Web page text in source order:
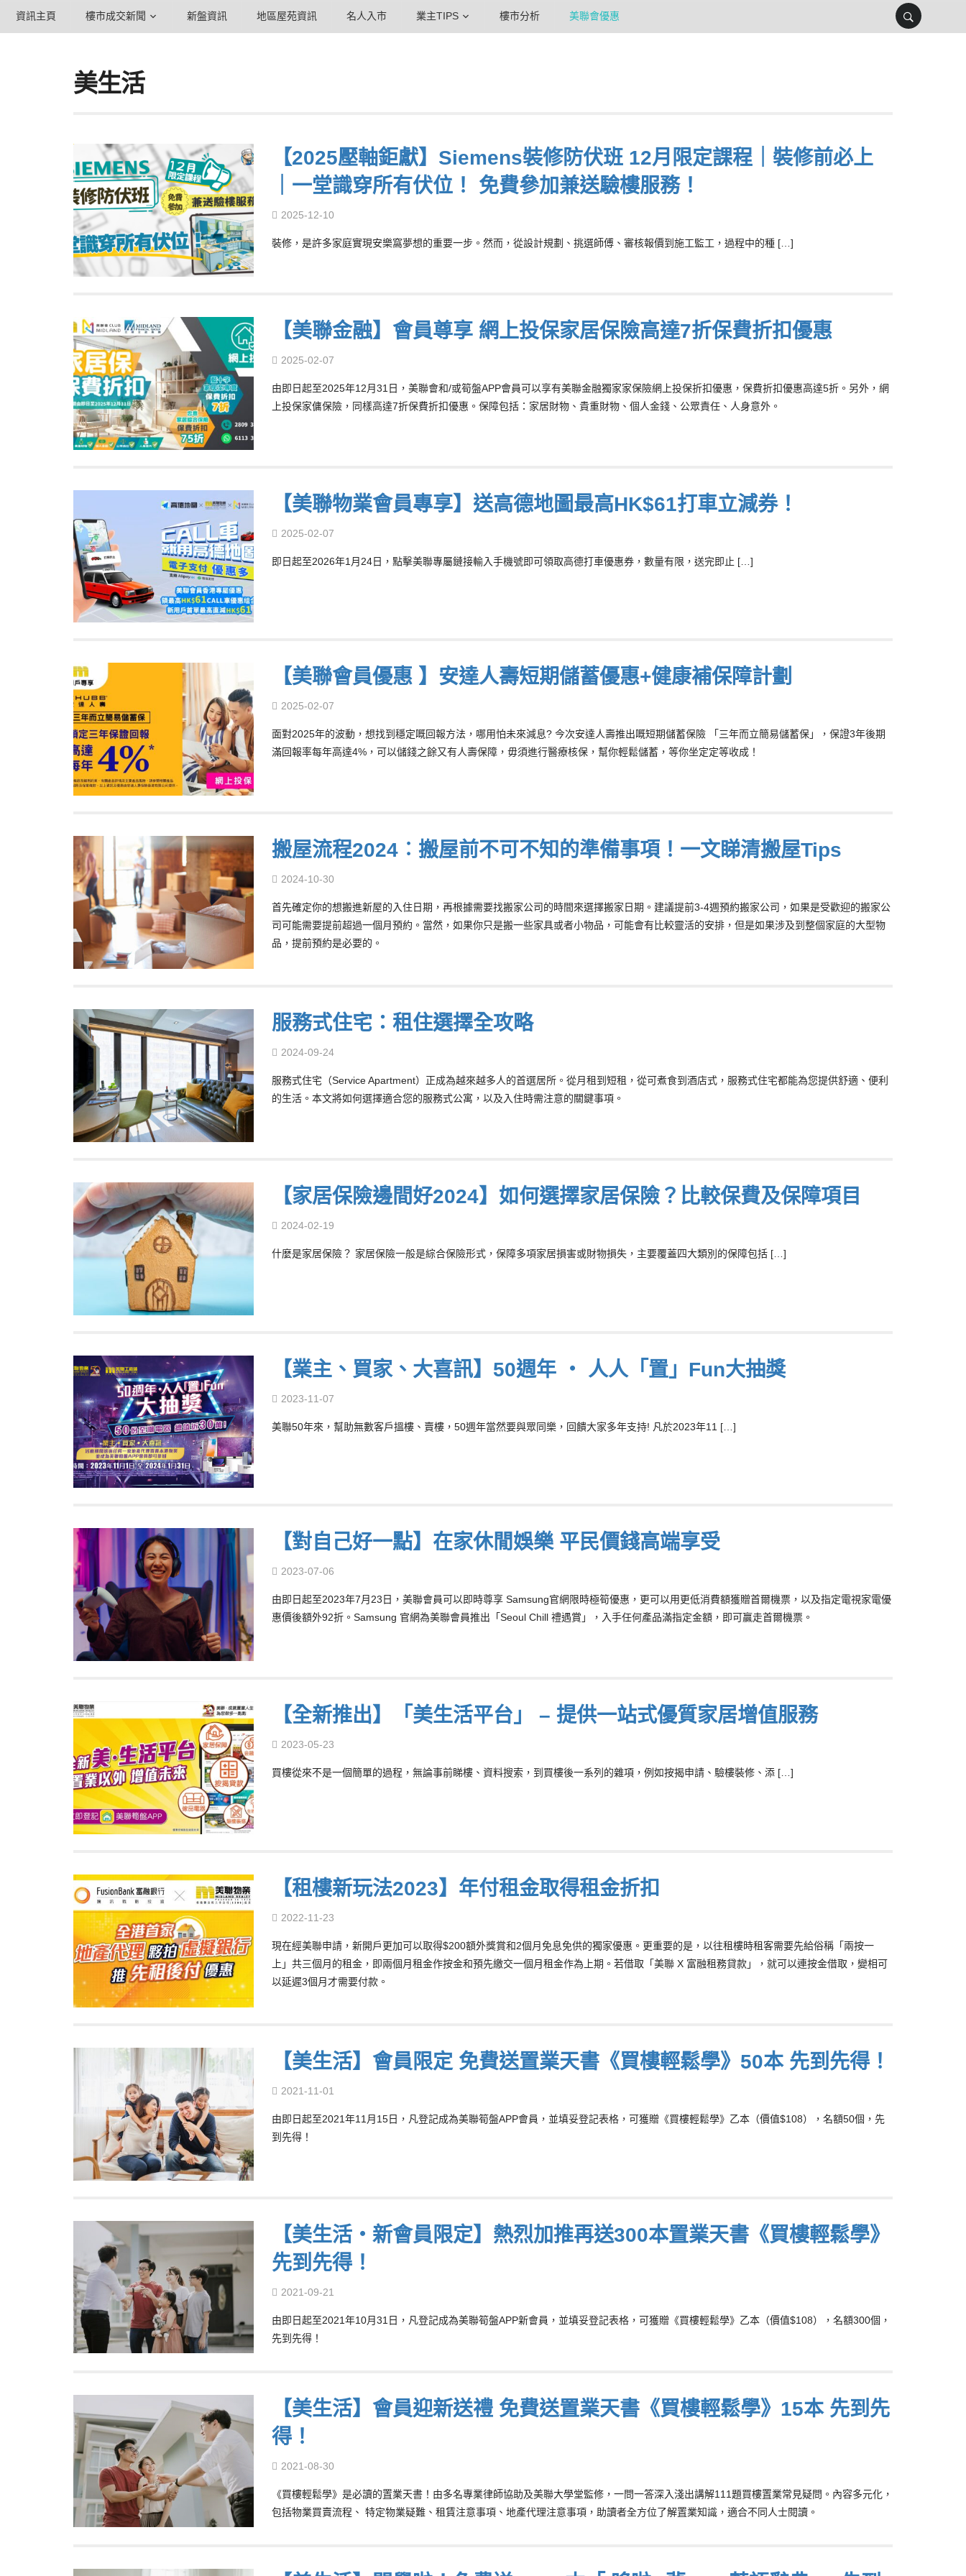
資訊主頁 樓市成交新聞 新盤資訊 地區屋苑資訊 名人入市 業主TIPS 樓市分析 美聯會優惠
美生活
【2025壓軸鉅獻】Siemens裝修防伏班 12月限定課程｜裝修前必上
｜一堂識穿所有伏位！ 免費參加兼送驗樓服務！
2025-12-10
裝修，是許多家庭實現安樂窩夢想的重要一步。然而，從設計規劃、挑選師傅、審核報價到施工監工，過程中的種 […]
【美聯金融】會員尊享 網上投保家居保險高達7折保費折扣優惠
2025-02-07
由即日起至2025年12月31日，美聯會和/或筍盤APP會員可以享有美聯金融獨家家保險網上投保折扣優惠，保費折扣優惠高達5折。另外，網
上投保家傭保險，同樣高達7折保費折扣優惠。保障包括：家居財物、貴重財物、個人金錢、公眾責任、人身意外。
【美聯物業會員專享】送高德地圖最高HK$61打車立減券！
2025-02-07
即日起至2026年1月24日，點擊美聯專屬鏈接輸入手機號即可領取高德打車優惠券，數量有限，送完即止 […]
【美聯會員優惠 】安達人壽短期儲蓄優惠+健康補保障計劃
2025-02-07
面對2025年的波動，想找到穩定嘅回報方法，哪用怕未來減息? 今次安達人壽推出嘅短期儲蓄保險 「三年而立簡易儲蓄保」，保證3年後期
滿回報率每年高達4%，可以儲錢之餘又有人壽保障，毋須進行醫療核保，幫你輕鬆儲蓄，等你坐定定等收成！
搬屋流程2024︰搬屋前不可不知的準備事項！一文睇清搬屋Tips
2024-10-30
首先確定你的想搬進新屋的入住日期，再根據需要找搬家公司的時間來選擇搬家日期。建議提前3-4週預約搬家公司，如果是受歡迎的搬家公
司可能需要提前超過一個月預約。當然，如果你只是搬一些家具或者小物品，可能會有比較靈活的安排，但是如果涉及到整個家庭的大型物
品，提前預約是必要的。
服務式住宅：租住選擇全攻略
2024-09-24
服務式住宅（Service Apartment）正成為越來越多人的首選居所。從月租到短租，從可煮食到酒店式，服務式住宅都能為您提供舒適、便利
的生活。本文將如何選擇適合您的服務式公寓，以及入住時需注意的關鍵事項。
【家居保險邊間好2024】如何選擇家居保險？比較保費及保障項目
2024-02-19
什麼是家居保險？ 家居保險一般是綜合保險形式，保障多項家居損害或財物損失，主要覆蓋四大類別的保障包括 […]
【業主、買家、大喜訊】50週年 ‧ 人人「置」Fun大抽獎
2023-11-07
美聯50年來，幫助無數客戶搵樓、賣樓，50週年當然要與眾同樂，回饋大家多年支持! 凡於2023年11 […]
【對自己好一點】在家休閒娛樂 平民價錢高端享受
2023-07-06
由即日起至2023年7月23日，美聯會員可以即時尊享 Samsung官網限時極筍優惠，更可以用更低消費額獲贈首爾機票，以及指定電視家電優
惠價後額外92折。Samsung 官網為美聯會員推出「Seoul Chill 禮遇賞」，入手任何產品滿指定金額，即可贏走首爾機票。
【全新推出】「美生活平台」 – 提供一站式優質家居增值服務
2023-05-23
買樓從來不是一個簡單的過程，無論事前睇樓、資料搜索，到買樓後一系列的雜項，例如按揭申請、驗樓裝修、添 […]
【租樓新玩法2023】年付租金取得租金折扣
2022-11-23
現在經美聯申請，新開戶更加可以取得$200額外獎賞和2個月免息免供的獨家優惠。更重要的是，以往租樓時租客需要先給俗稱「兩按一
上」共三個月的租金，即兩個月租金作按金和預先繳交一個月租金作為上期。若借取「美聯 X 富融租務貸款」，就可以連按金借取，變相可
以延遲3個月才需要付款。
【美生活】會員限定 免費送置業天書《買樓輕鬆學》50本 先到先得！
2021-11-01
由即日起至2021年11月15日，凡登記成為美聯筍盤APP會員，並填妥登記表格，可獲贈《買樓輕鬆學》乙本（價值$108），名額50個，先
到先得！
【美生活‧新會員限定】熱烈加推再送300本置業天書《買樓輕鬆學》
先到先得！
2021-09-21
由即日起至2021年10月31日，凡登記成為美聯筍盤APP新會員，並填妥登記表格，可獲贈《買樓輕鬆學》乙本（價值$108），名額300個，
先到先得！
【美生活】會員迎新送禮 免費送置業天書《買樓輕鬆學》15本 先到先
得！
2021-08-30
《買樓輕鬆學》是必讀的置業天書！由多名專業律師協助及美聯大學堂監修，一問一答深入淺出講解111題買樓置業常見疑問。內容多元化，
包括物業買賣流程、 特定物業疑難、租賃注意事項、地產代理注意事項，助讀者全方位了解置業知識，適合不同人士閱讀。